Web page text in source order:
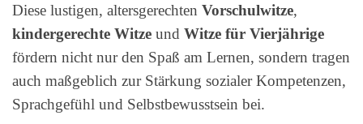
Diese lustigen, altersgerechten Vorschulwitze,
kindergerechte Witze und Witze für Vierjährige
fördern nicht nur den Spaß am Lernen, sondern tragen
auch maßgeblich zur Stärkung sozialer Kompetenzen,
Sprachgefühl und Selbstbewusstsein bei.